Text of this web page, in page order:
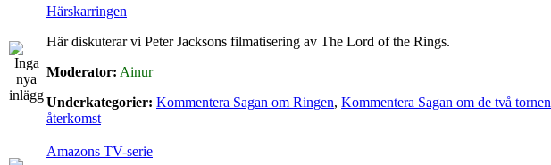
Härskarringen
Här diskuterar vi Peter Jacksons filmatisering av The Lord of the Rings.
Moderator: Ainur
Underkategorier: Kommentera Sagan om Ringen, Kommentera Sagan om de två tornen
återkomst
Amazons TV-serie